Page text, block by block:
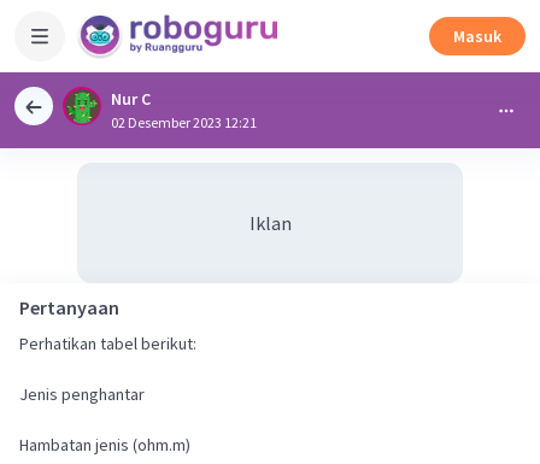
Masuk
Nur C
02 Desember 2023 12:21
Iklan
Pertanyaan
Perhatikan tabel berikut:
Jenis penghantar
Hambatan jenis (ohm.m)